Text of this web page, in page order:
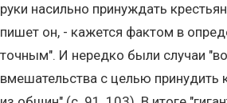
руки насильно принуждать
пишет он, - кажется фактом в
точным". И нередко были случаи
вмешательства с целью принудить